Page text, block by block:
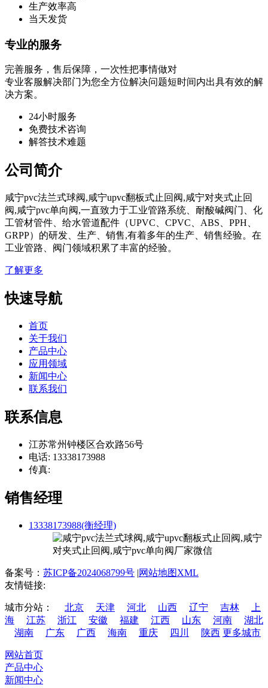
生产效率高
当天发货
专业的服务
完善服务，售后保障，一次性把事情做对
专业客服解决部门为您全方位解决问题短时间内出具有效的解
决方案。
24小时服务
免费技术咨询
解答技术难题
公司简介
咸宁pvc法兰式球阀,咸宁upvc翻板式止回阀,咸宁对夹式止回
阀,咸宁pvc单向阀,一直致力于工业管路系统、耐酸碱阀门、化
工管材管件、给水管道配件（UPVC、CPVC、ABS、PPH、
GRPP）的研发、生产、销售,有着多年的生产、销售经验。在
工业管路、阀门领域积累了丰富的经验。
了解更多
快速导航
首页
关于我们
产品中心
应用领域
新闻中心
联系我们
联系信息
江苏常州钟楼区合欢路56号
电话: 13338173988
传真:
销售经理
13338173988(衡经理)
备案号： 苏ICP备2024068799号 |网站地图XML
友情链接:
城市分站： 北京 天津 河北 山西 辽宁 吉林
上
海
江苏 浙江 安徽 福建 江西 山东 河南
湖北
湖南
广东 广西 海南 重庆 四川 陕西 更多城市
网站首页
产品中心
新闻中心